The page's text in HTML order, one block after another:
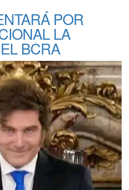
POR
LA
BCRA